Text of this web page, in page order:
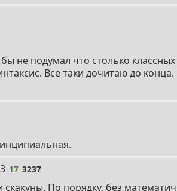
не подумал что столько
Все таки дочитаю до конца.
17 3237
По порядку, без